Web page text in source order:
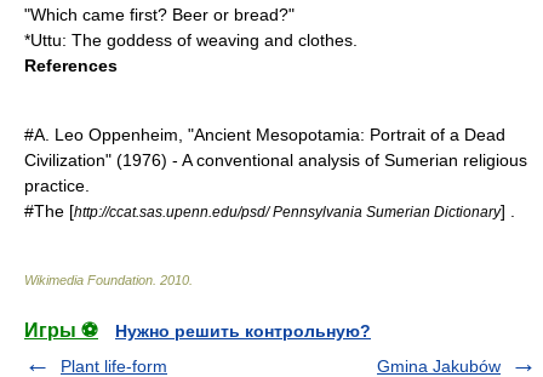
"Which came first? Beer or bread?"
*Uttu: The goddess of weaving and clothes
References
#A. Leo Oppenheim, "Ancient Mesopotamia: Portrait of a Dead
Civilization" (1976) - A conventional analysis of Sumerian religious
practice.
#The [http://ccat.sas.upenn.edu/psd/ Pennsylvania Sumerian Dictionary] .
Wikimedia Foundation 2010
Игры ⚽
Нужно решить контрольную?
Plant life-form
Gmina Jakubów